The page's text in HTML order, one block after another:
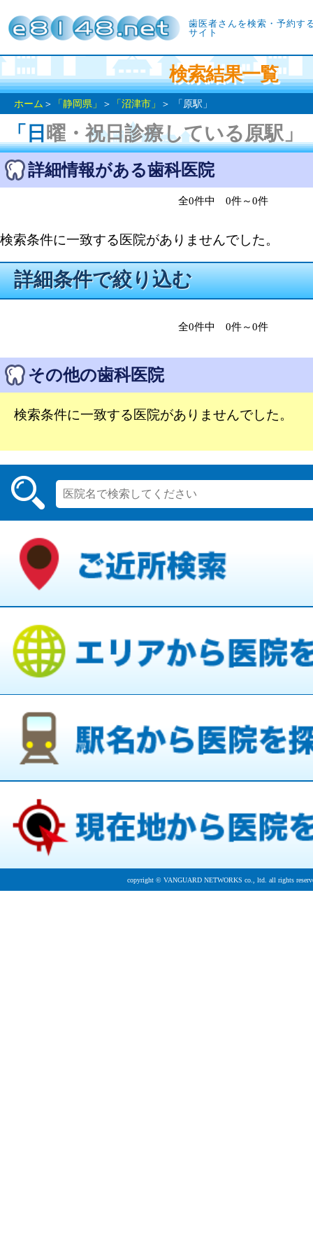
歯医者さんを検索・予約す
サイト
検索結果一覧
ホーム ＞ 「静岡県」 ＞ 「沼津市」 ＞ 「原駅」
「日曜・祝日診療している原駅」
詳細情報がある歯科医院
全0件中 0件～0件
検索条件に一致する医院がありませんでした。
詳細条件で絞り込む
全0件中 0件～0件
その他の歯科医院
検索条件に一致する医院がありませんでした。
copyright © VANGUARD NETWORKS co., ltd. all rights